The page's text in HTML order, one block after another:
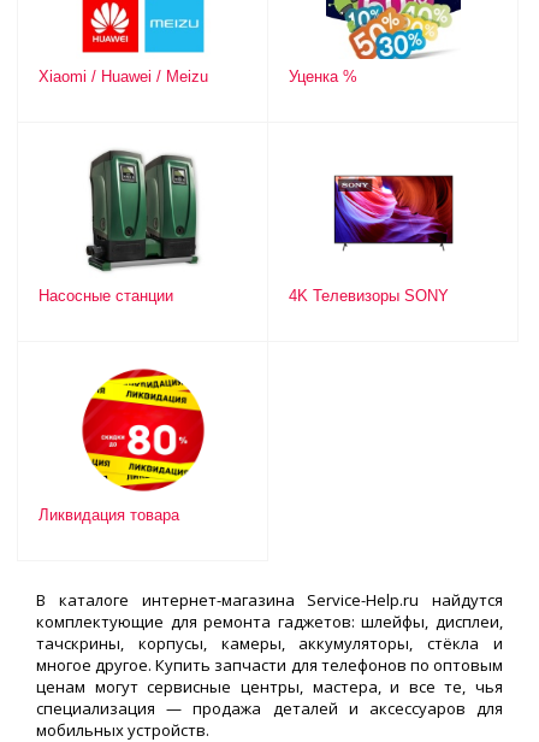
Xiaomi / Huawei / Meizu Уценка %
Насосные станции 4K Телевизоры SONY
Ликвидация товара
В каталоге интернет-магазина Service-Help.ru найдутся
комплектующие для ремонта гаджетов: шлейфы, дисплеи,
тачскрины, корпусы, камеры, аккумуляторы, стёкла и
многое другое. Купить запчасти для телефонов по оптовым
ценам могут сервисные центры, мастера, и все те, чья
специализация — продажа деталей и аксессуаров для
мобильных устройств.